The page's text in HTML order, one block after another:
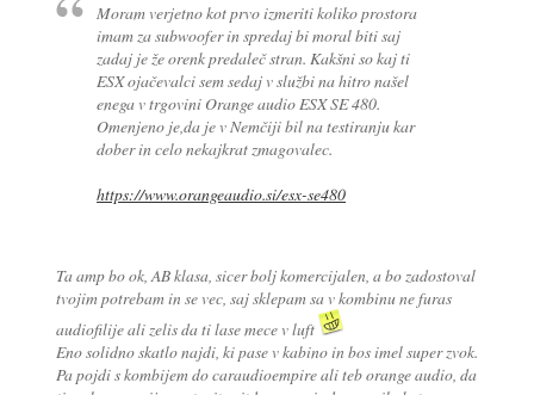
Moram verjetno kot prvo izmeriti koliko prostora
imam za subwoofer in spredaj bi moral biti saj
zadaj je že orenk predaleč stran. Kakšni so kaj ti
ESX ojačevalci sem sedaj v službi na hitro našel
enega v trgovini Orange audio ESX SE 480.
Omenjeno je,da je v Nemčiji bil na testiranju kar
dober in celo nekajkrat zmagovalec.
https://www.orangeaudio.si/esx-se480
Ta amp bo ok, AB klasa, sicer bolj komercijalen, a bo zadostoval
tvojim potrebam in se vec, saj sklepam sa v kombinu ne furas
audiofilije ali zelis da ti lase mece v luft
Eno solidno skatlo najdi, ki pase v kabino in bos imel super zvok.
Pa pojdi s kombijem do caraudioempire ali teb orange audio, da